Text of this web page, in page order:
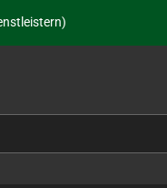
der EU!